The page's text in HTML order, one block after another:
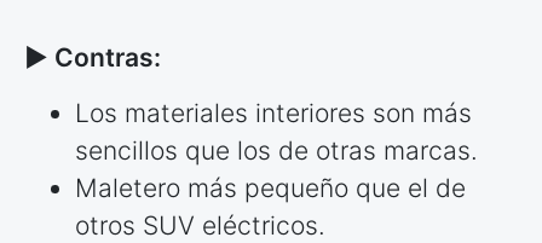
► Contras:
Los materiales interiores son más
sencillos que los de otras marcas.
Maletero más pequeño que el de
otros SUV eléctricos.